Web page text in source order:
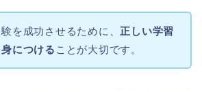
を成功させるために、正しい学習
につける ことが大切です。